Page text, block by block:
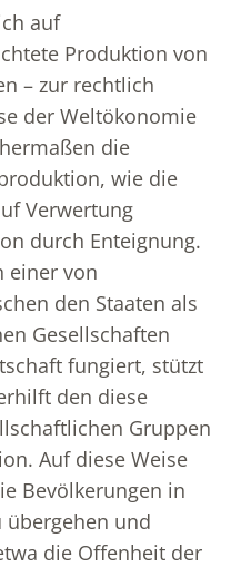
auf
Produktion von
– zur rechtlich
der Weltökonomie
die
wie die
Verwertung
durch Enteignung.
einer von
den Staaten als
Gesellschaften
fungiert, stützt
den diese
Gruppen
Auf diese Weise
Bevölkerungen in
und
die Offenheit der